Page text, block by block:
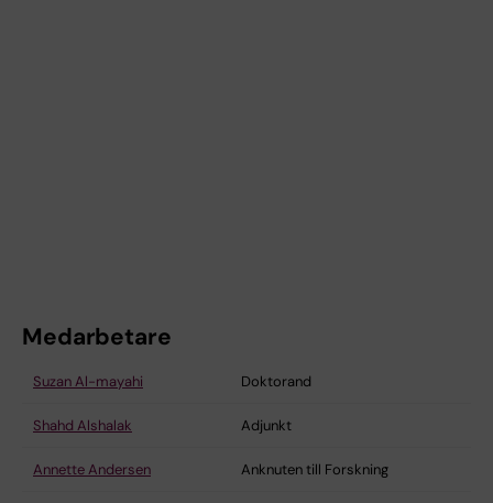
Medarbetare
Suzan Al-mayahi Doktorand
Shahd Alshalak Adjunkt
Annette Andersen Anknuten till Forskning